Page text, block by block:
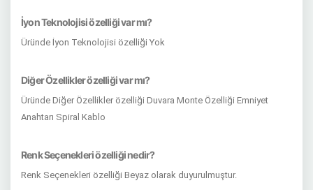
İyon Teknolojisi özelliği var mı?
Üründe İyon Teknolojisi özelliği Yok
Diğer Özellikler özelliği var mı?
Üründe Diğer Özellikler özelliği Duvara Monte Özelliği Emniyet
Anahtarı Spiral Kablo
Renk Seçenekleri özelliği nedir?
Renk Seçenekleri özelliği Beyaz olarak duyurulmuştur.